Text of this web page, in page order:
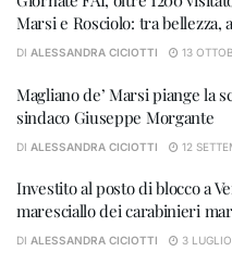
Marsi e Rosciolo: tra bellezza,
DI ALESSANDRA CICIOTTI 13
Magliano de’ Marsi piange la
sindaco Giuseppe Morgante
DI ALESSANDRA CICIOTTI 12
Investito al posto di blocco a
maresciallo dei carabinieri
DI ALESSANDRA CICIOTTI 3